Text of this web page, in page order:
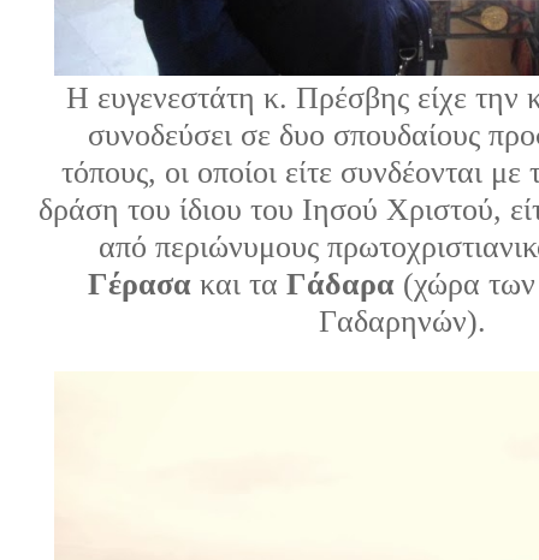
Η ευγενεστάτη κ. Πρέσβης είχε την
συνοδεύσει σε δυο σπουδαίους
τόπους, οι οποίοι είτε συνδέονται με
δράση του ίδιου του Ιησού Χριστού,
από περιώνυμους
Γέρασα και ταΓάδαρα (χώρα
Γαδαρηνών).